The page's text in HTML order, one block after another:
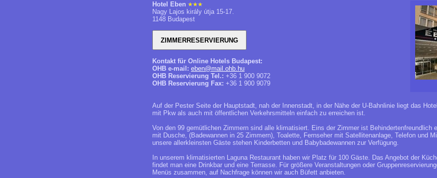
Hotel Eben
Nagy Lajos király útja 15-17.
1148 Budapest
Kontakt für Online Hotels Budapest:
OHB e-mail: eben@mail.ohb.hu
OHB Reservierung Tel.: +36 1 900 9072
OHB Reservierung Fax: +36 1 900 9079
Auf der Pester Seite der Hauptstadt, nah der Innenstadt, in der Nähe der U-Bahnlinie liegt das
mit Pkw als auch mit öffentlichen Verkehrsmitteln einfach zu erreichen ist.
Von den 99 gemütlichen Zimmern sind alle klimatisiert. Eins der Zimmer ist Behindertenfreundlich
mit Dusche, (Badewannen in 25 Zimmern), Toalette, Fernseher mit Satellitenanlage, Telefon und
unsere allerkleinsten Gäste stehen Kinderbetten und Babybadewannen zur Verfügung.
In unserem klimatisierten Laguna Restaurant haben wir Platz für 100 Gäste. Das Angebot der
findet man eine Drinkbar und eine Terrasse. Für größere Veranstaltungen oder
Menüs zusammen, auf Nachfrage können wir auch Büfett anbieten.